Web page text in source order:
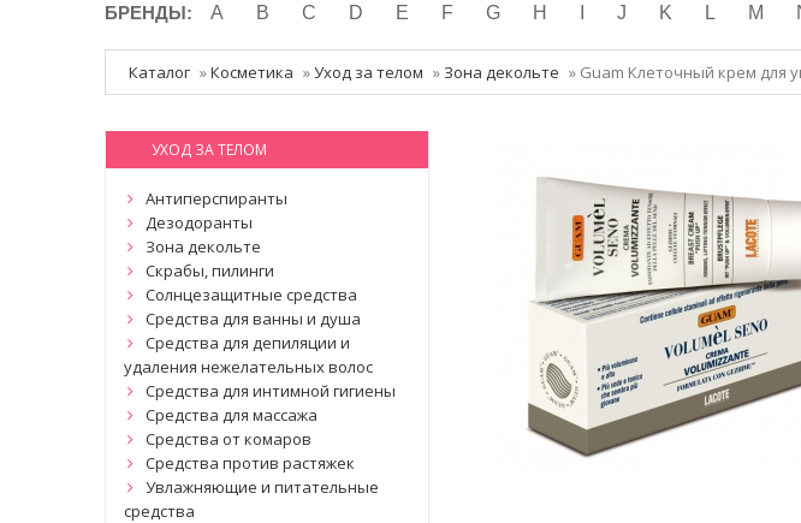
БРЕНДЫ: A B C D E F G H J K L M
Каталог »Косметика »Уход за телом » Зона декольте » Guam Клеточный крем для
УХОД ЗА ТЕЛОМ
Антиперспиранты
Дезодоранты
Зона декольте
Скрабы, пилинги
Солнцезащитные средства
Средства для ванны и душа
Средства для депиляции и
удаления нежелательных волос
Средства для интимной гигиены
Средства для массажа
Средства от комаров
Средства против растяжек
Увлажняющие и питательные
средства